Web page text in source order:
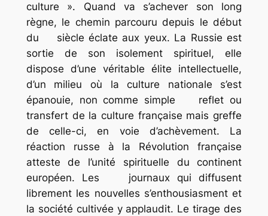
culture ». Quand va s’achever son long
règne, le chemin parcouru depuis le début
du siècle éclate aux yeux. La Russie est
sortie de son isolement spirituel, elle
dispose d’une véritable élite intellectuelle,
d’un milieu où la culture nationale s’est
épanouie, non comme simple reflet ou
transfert de la culture française mais greffe
de celle-ci, en voie d’achèvement. La
réaction russe à la Révolution française
atteste de l’unité spirituelle du continent
européen. Les journaux qui diffusent
librement les nouvelles s’enthousiasment et
la société cultivée y applaudit. Le tirage des